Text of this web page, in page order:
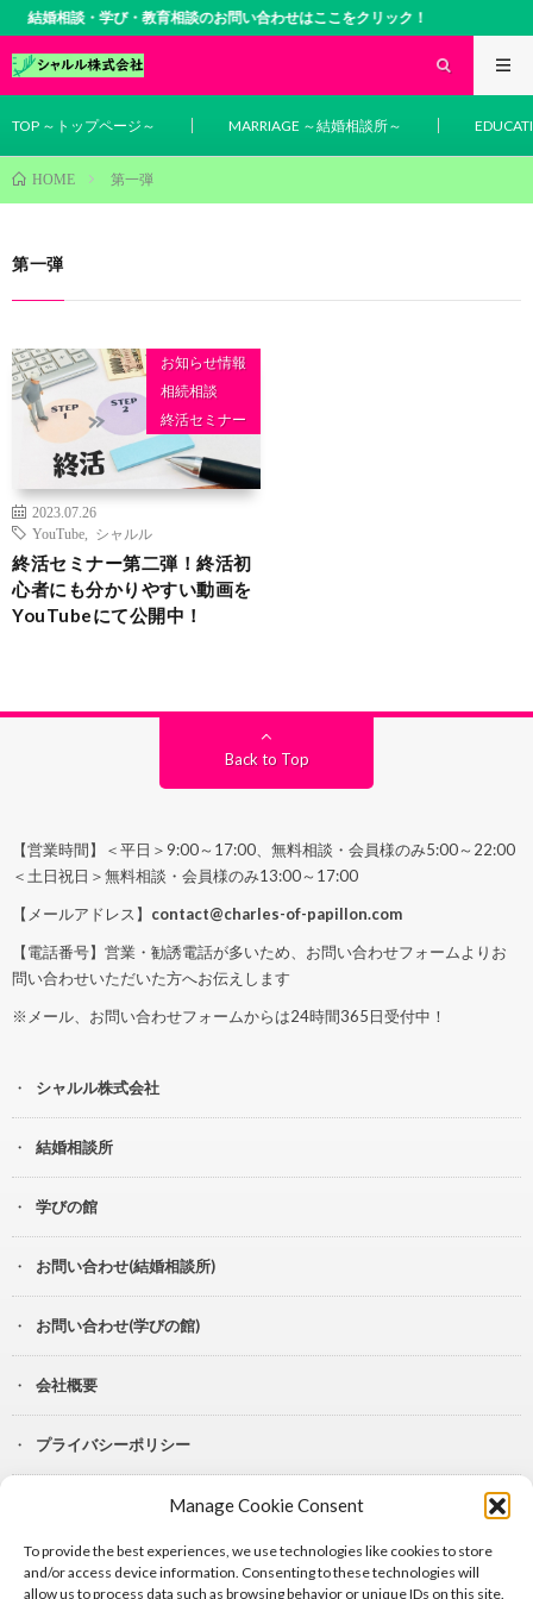
Manage Cookie Consent
To provide the best experiences, we use technologies like cookies to store
and/or access device information. Consenting to these technologies will
allow us to process data such as browsing behavior or unique IDs on this site.
結婚相談・学び・教育相談のお問い合わせはここをクリック！
TOP ～トップページ～ MARRIAGE ～結婚相談所～
HOME 第一弾
第一弾
お知らせ情報
相続相談
終活セミナー
2023.07.26
YouTube
シャルル
終活セミナー第二弾！終活初
心者にも分かりやすい動画を
YouTubeにて公開中！
Back to Top
【営業時間】＜平日＞9:00～17:00、無料相談・会員様のみ5:00～22:00
＜土日祝日＞無料相談・会員様のみ13:00～17:00
【メールアドレス】 contact@charles-of-papillon.com
【電話番号】営業・勧誘電話が多いため、お問い合わせフォームよりお
問い合わせいただいた方へお伝えします
※メール、お問い合わせフォームからは24時間365日受付中！
シャルル株式会社
結婚相談所
学びの館
お問い合わせ(結婚相談所)
お問い合わせ(学びの館)
会社概要
プライバシーポリシー
Lit.Link